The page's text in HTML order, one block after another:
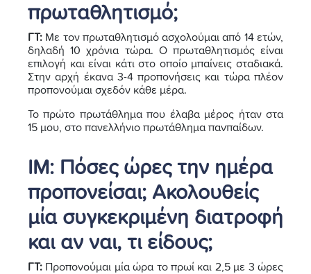
πρωταθλητισμό;
ΓΤ: Με τον πρωταθλητισμό ασχολούμαι από 14 ετών,
δηλαδή 10 χρόνια τώρα. Ο πρωταθλητισμός είναι
επιλογή και είναι κάτι στο οποίο μπαίνεις σταδιακά.
Στην αρχή έκανα 3-4 προπονήσεις και τώρα πλέον
προπονούμαι σχεδόν κάθε μέρα.
Το πρώτο πρωτάθλημα που έλαβα μέρος ήταν στα
15 μου, στο πανελλήνιο πρωτάθλημα πανπαίδων.
ΙΜ: Πόσες ώρες την ημέρα
προπονείσαι; Ακολουθείς
μία συγκεκριμένη διατροφή
και αν ναι, τι είδους;
ΓΤ: Προπονούμαι μία ώρα το πρωί και 2,5 με 3 ώρες